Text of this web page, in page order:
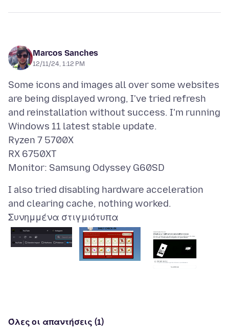
Marcos Sanches
12/11/24, 1:12 PM
Some icons and images all over some websites
are being displayed wrong, I've tried refresh
and reinstallation without success. I'm running
Windows 11 latest stable update.
Ryzen 7 5700X
RX 6750XT
I also tried disabling hardware acceleration
Συνημμένα στιγμιότυπα
Όλες οι απαντήσεις (1)